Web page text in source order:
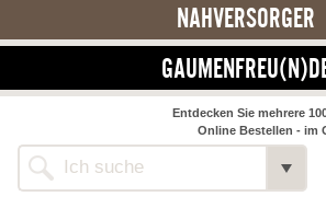
NAHVERSORGER
Shop
Entdecken Sie mehrere
Online Bestellen - im